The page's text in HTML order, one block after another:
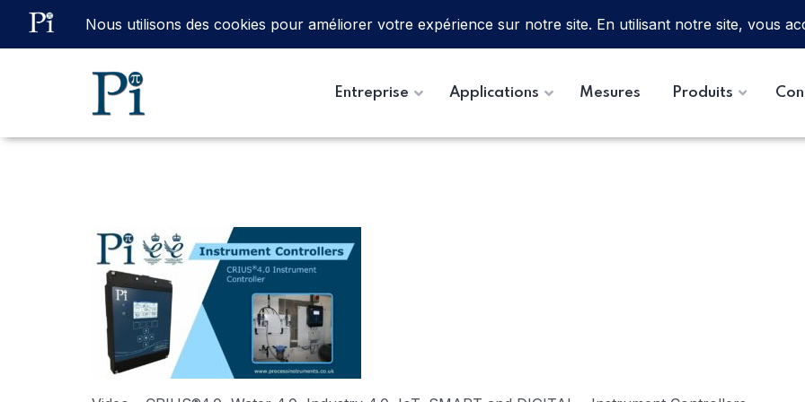
Email ventes@processinstruments.fr
Entreprise Applications Mesures Produits